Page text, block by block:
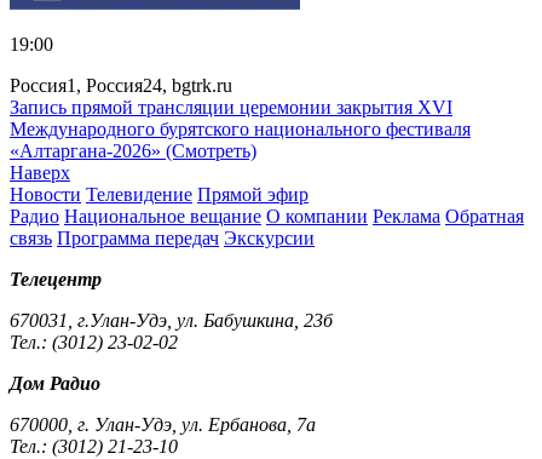
19:00
Россия1, Россия24, bgtrk.ru
Запись прямой трансляции церемонии закрытия XVI
Международного бурятского национального фестиваля
«Алтаргана-2026» (Смотреть)
Наверх
Новости Телевидение Прямой эфир
Радио Национальное вещание О компании Реклама Обратная
связь Программа передач Экскурсии
Телецентр
670031, г.Улан-Удэ, ул. Бабушкина, 23б
Тел.: (3012) 23-02-02
Дом Радио
670000, г. Улан-Удэ, ул. Ербанова, 7а
Тел.: (3012) 21-23-10